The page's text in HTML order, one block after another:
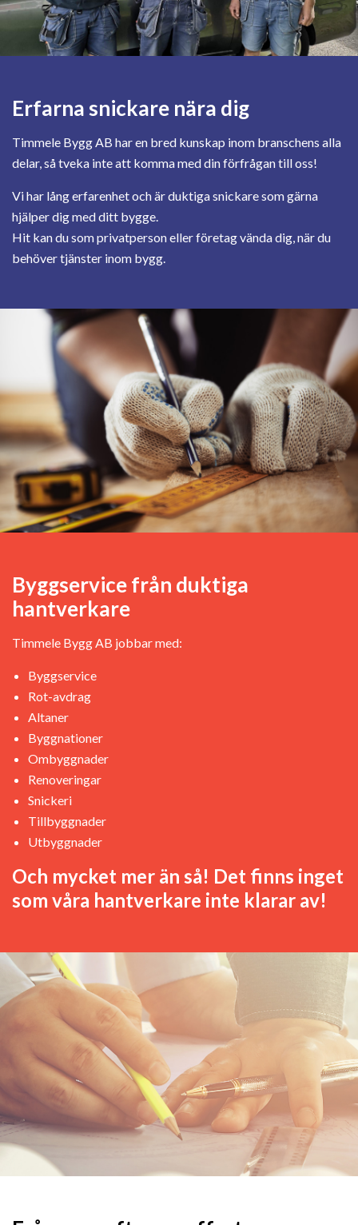
Erfarna snickare nära dig
Timmele Bygg AB har en bred kunskap inom branschens alla
delar, så tveka inte att komma med din förfrågan till oss!
Vi har lång erfarenhet och är duktiga snickare som gärna
hjälper dig med ditt bygge.
Hit kan du som privatperson eller företag vända dig, när du
behöver tjänster inom bygg.
Byggservice från duktiga
hantverkare
Timmele Bygg AB jobbar med:
Byggservice
Rot-avdrag
Altaner
Byggnationer
Ombyggnader
Renoveringar
Snickeri
Tillbyggnader
Utbyggnader
Och mycket mer än så! Det finns inget
som våra hantverkare inte klarar av!